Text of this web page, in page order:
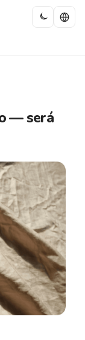
— será